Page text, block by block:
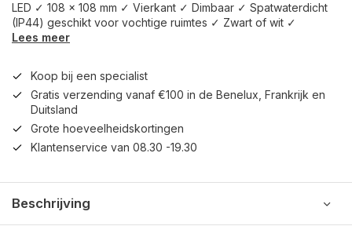
LED ✓ 108 x 108 mm ✓ Vierkant ✓ Dimbaar ✓ Spatwaterdicht
(IP44) geschikt voor vochtige ruimtes ✓ Zwart of wit ✓
Lees meer
Koop bij een specialist
Gratis verzending vanaf €100 in de Benelux, Frankrijk en
Duitsland
Grote hoeveelheidskortingen
Klantenservice van 08.30 -19.30
Beschrijving